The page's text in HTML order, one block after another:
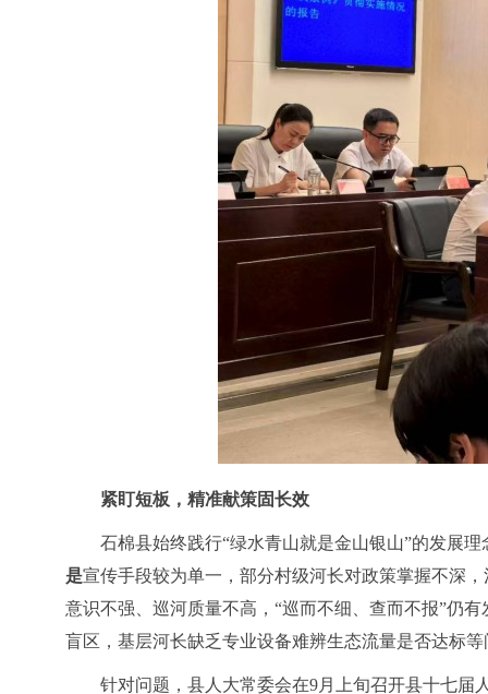
紧盯短板，精准献策固长效
石棉县始终践行“绿水青山就是金山银山”的发展
是宣传手段较为单一，部分村级河长对政策掌握不深
意识不强、巡河质量不高，“巡而不细、查而不报”仍有
盲区，基层河长缺乏专业设备难辨生态流量是否达标等
针对问题，县人大常委会在9月上旬召开县十七届